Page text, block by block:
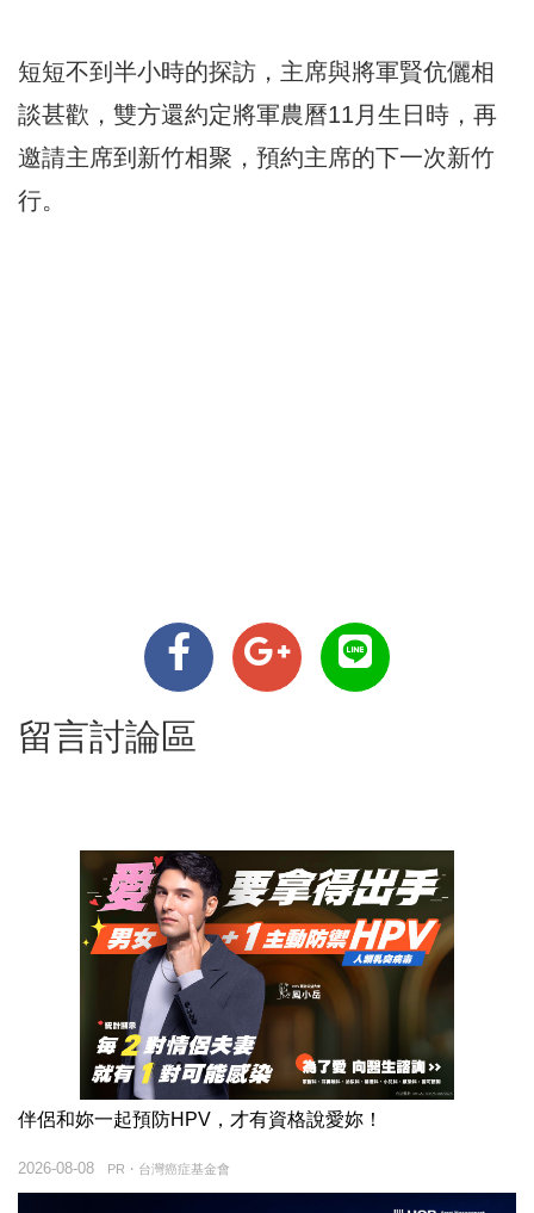
短短不到半小時的探訪，主席與將軍賢伉儷相
談甚歡，雙方還約定將軍農曆11月生日時，再
邀請主席到新竹相聚，預約主席的下一次新竹
行。
留言討論區
伴侶和妳一起預防HPV，才有資格說愛妳！
PR・台灣癌症基金會
2026-08-08